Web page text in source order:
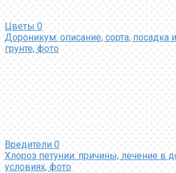
Цветы 0
Дороникум: описание, сорта, посадка
грунте, фото
Вредители 0
Хлороз петунии: причины, лечение в
условиях, фото